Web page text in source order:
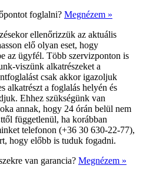
foglalni? Megnézem »
ellenőrizzük az aktuális
elő olyan eset, hogy
az ügyfél. Több szervizponton is
viszünk alkatrészeket a
csak akkor igazoljuk
alkatrészt a foglalás helyén és
Ehhez szükségünk van
annak, hogy 24 órán belül nem
függetlenül, ha korábban
telefonon (+36 30 630-22-77),
hogy előbb is tuduk fogadni.
van garancia? Megnézem »